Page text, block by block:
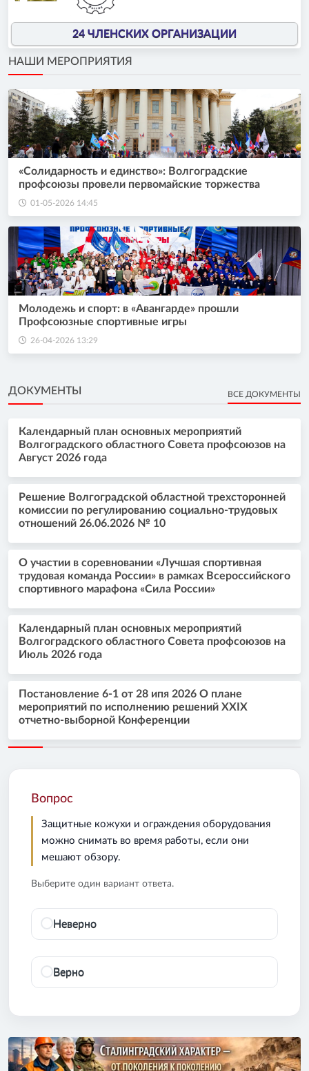
24 ЧЛЕНСКИХ ОРГАНИЗАЦИИ
НАШИ МЕРОПРИЯТИЯ
«Солидарность и единство»: Волгоградские
профсоюзы провели первомайские торжества
01-05-2026 14:45
Молодежь и спорт: в «Авангарде» прошли
Профсоюзные спортивные игры
26-04-2026 13:29
ДОКУМЕНТЫ ВСЕ ДОКУМЕНТЫ
Календарный план основных мероприятий
Волгоградского областного Совета профсоюзов на
Август 2026 года
Решение Волгоградской областной трехсторонней
комиссии по регулированию социально-трудовых
отношений 26.06.2026 № 10
О участии в соревновании «Лучшая спортивная
трудовая команда России» в рамках Всероссийского
спортивного марафона «Сила России»
Календарный план основных мероприятий
Волгоградского областного Совета профсоюзов на
Июль 2026 года
Постановление 6-1 от 28 ипя 2026 О плане
мероприятий по исполнению решений XXIX
отчетно-выборной Конференции
Вопрос
Защитные кожухи и ограждения оборудования
можно снимать во время работы, если они
мешают обзору.
Выберите один вариант ответа.
Неверно
Верно